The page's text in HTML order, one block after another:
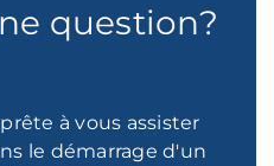
question?
à vous assister
le démarrage d'un